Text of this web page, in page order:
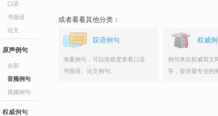
口语
书面语
论文
原声例句
全部
音频例句
视频例句
权威例句
或者看看其他分类：
双语例句
海量例句，可以按难度查看口语、
书面语、论文例句。
权威
例句来自权威英文
等，提供最专业的